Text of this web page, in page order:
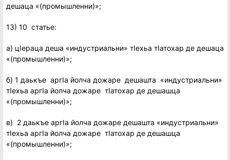
дешаца «(промышленни)»;
13) 10 статье:
а) цIераца деша «индустриальни» тIехьа тIатохар де дешаца
«(промышленни)»;
б) 1 даькъе аргIа йолча дожаре дешашта «индустриальни»
тIехьа аргIа йолча дожаре тIатохар де дешашца
«(промышленни)»;
в) 2 даькъе аргIа йолча дожаре дешашта «индустриальни»
тIехьа аргIа йолча дожаре тIатохар де дешашца
«(промышленни)»;